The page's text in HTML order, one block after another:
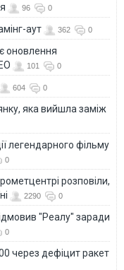
96 0
аут 362 0
оновлення
101 0
604 0
яка вийшла заміж
легендарного фільму
0
розповіли,
2290 0
"Реалу" заради
0
через дефіцит ракет